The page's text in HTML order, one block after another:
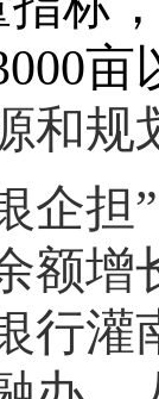
亩
和规
企担”
额增
行灌